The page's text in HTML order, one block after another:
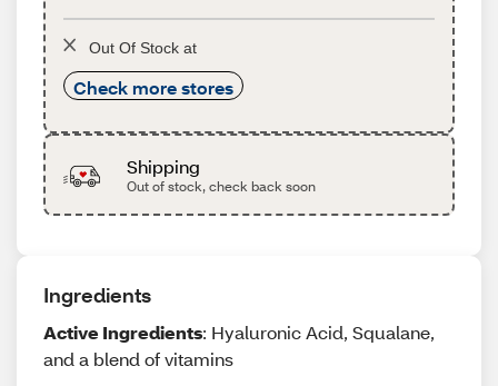
Out Of Stock at
Check more stores
Shipping
Out of stock, check back soon
Ingredients
Active Ingredients: Hyaluronic Acid, Squalane,
and a blend of vitamins